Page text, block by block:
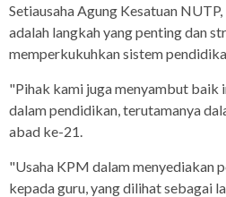
Setiausaha Agung Kesatuan
adalah langkah yang penting dan
memperkukuhkan sistem
"Pihak kami juga menyambut
dalam pendidikan, terutamanya
abad ke-21.
"Usaha KPM dalam menyediakan
kepada guru, yang dilihat sebagai